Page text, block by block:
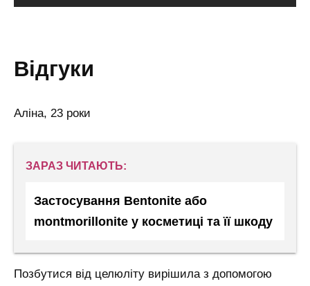
відгуки
Аліна, 23 роки
ЗАРАЗ ЧИТАЮТЬ:
Застосування Bentonite або
montmorillonite у косметиці та її шкоду
Позбутися від целюліту вирішила з допомогою